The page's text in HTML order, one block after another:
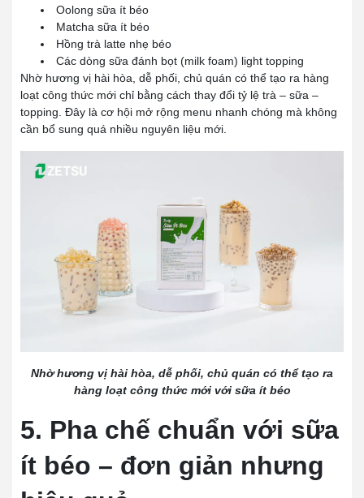
Oolong sữa ít béo
Matcha sữa ít béo
Hồng trà latte nhẹ béo
Các dòng sữa đánh bọt (milk foam) light topping
Nhờ hương vị hài hòa, dễ phối, chủ quán có thể tạo ra hàng
loạt công thức mới chỉ bằng cách thay đổi tỷ lệ trà – sữa –
topping. Đây là cơ hội mở rộng menu nhanh chóng mà không
cần bổ sung quá nhiều nguyên liệu mới.
Nhờ hương vị hài hòa, dễ phối, chủ quán có thể tạo ra
hàng loạt công thức mới với sữa ít béo
5. Pha chế chuẩn với sữa
ít béo – đơn giản nhưng